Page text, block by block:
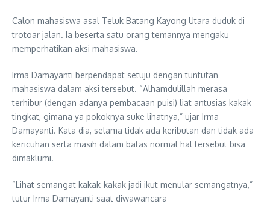
Calon mahasiswa asal Teluk Batang Kayong Utara duduk di
trotoar jalan. Ia beserta satu orang temannya mengaku
memperhatikan aksi mahasiswa.
Irma Damayanti berpendapat setuju dengan tuntutan
mahasiswa dalam aksi tersebut. “Alhamdulillah merasa
terhibur (dengan adanya pembacaan puisi) liat antusias kakak
tingkat, gimana ya pokoknya suke lihatnya,” ujar Irma
Damayanti. Kata dia, selama tidak ada keributan dan tidak ada
kericuhan serta masih dalam batas normal hal tersebut bisa
dimaklumi.
“Lihat semangat kakak-kakak jadi ikut menular semangatnya,”
tutur Irma Damayanti saat diwawancara